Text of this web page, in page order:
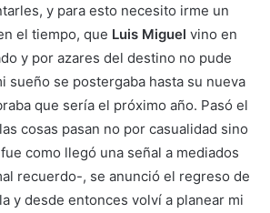
y para esto necesito irme un
el tiempo, que Luis Miguel vino en
y por azares del destino no pude
sueño se postergaba hasta su nueva
que sería el próximo año. Pasó el
cosas pasan no por casualidad sino
como llegó una señal a mediados
recuerdo-, se anunció el regreso de
y desde entonces volví a planear mi